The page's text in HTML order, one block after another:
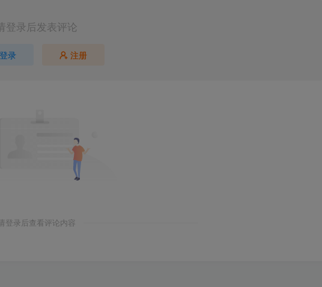
登录后发表评论
登录 注册
登录后查看评论内容